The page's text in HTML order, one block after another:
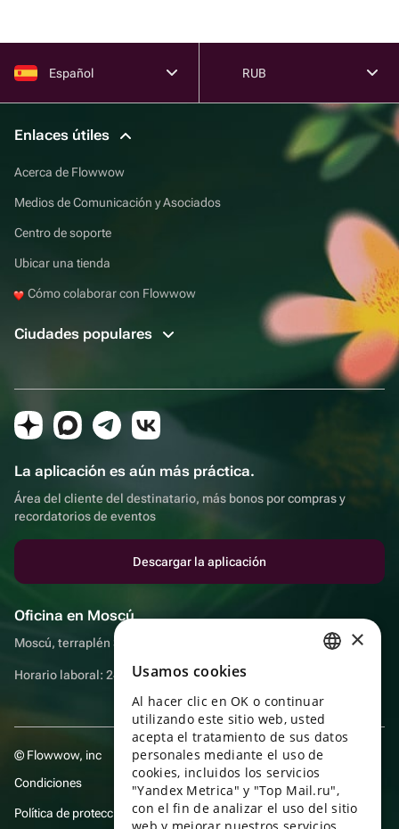
Español RUB
Enlaces útiles
Acerca de Flowwow
Medios de Comunicación y Asociados
Centro de soporte
Ubicar una tienda
Cómo colaborar con Flowwow
Ciudades populares
La aplicación es aún más práctica.
Área del cliente del destinatario, más bonos por compras y
recordatorios de eventos
Descargar la aplicación
Oficina en Moscú
Moscú, terraplén Sadovnicheskaya, 9, sala 2/3
Horario laboral: 24 horas
© Flowwow, inc
Condiciones
Política de protección y privacidad de datos
ENGLISH
UKRAINIAN
PORTUGUESE
SPANISH
HUNGARIAN
×
Usamos cookies
Al hacer clic en OK o continuar
utilizando este sitio web, usted
acepta el tratamiento de sus datos
personales mediante el uso de
cookies, incluidos los servicios
"Yandex Metrica" y "Top Mail.ru",
con el fin de analizar el uso del sitio